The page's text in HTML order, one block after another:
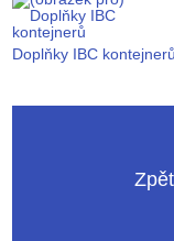
Doplňky IBC kontejnerů